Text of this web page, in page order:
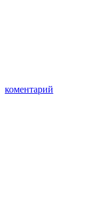
коментарий